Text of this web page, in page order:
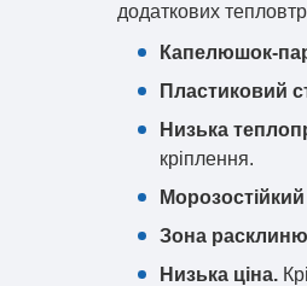
додаткових
Капелюшок-
Пластиковий
Низька
кріплення.
Зона
Низька ціна.